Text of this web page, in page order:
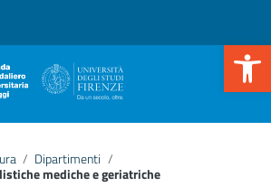
navigazione
/ Dipartimenti /
mediche e geriatriche